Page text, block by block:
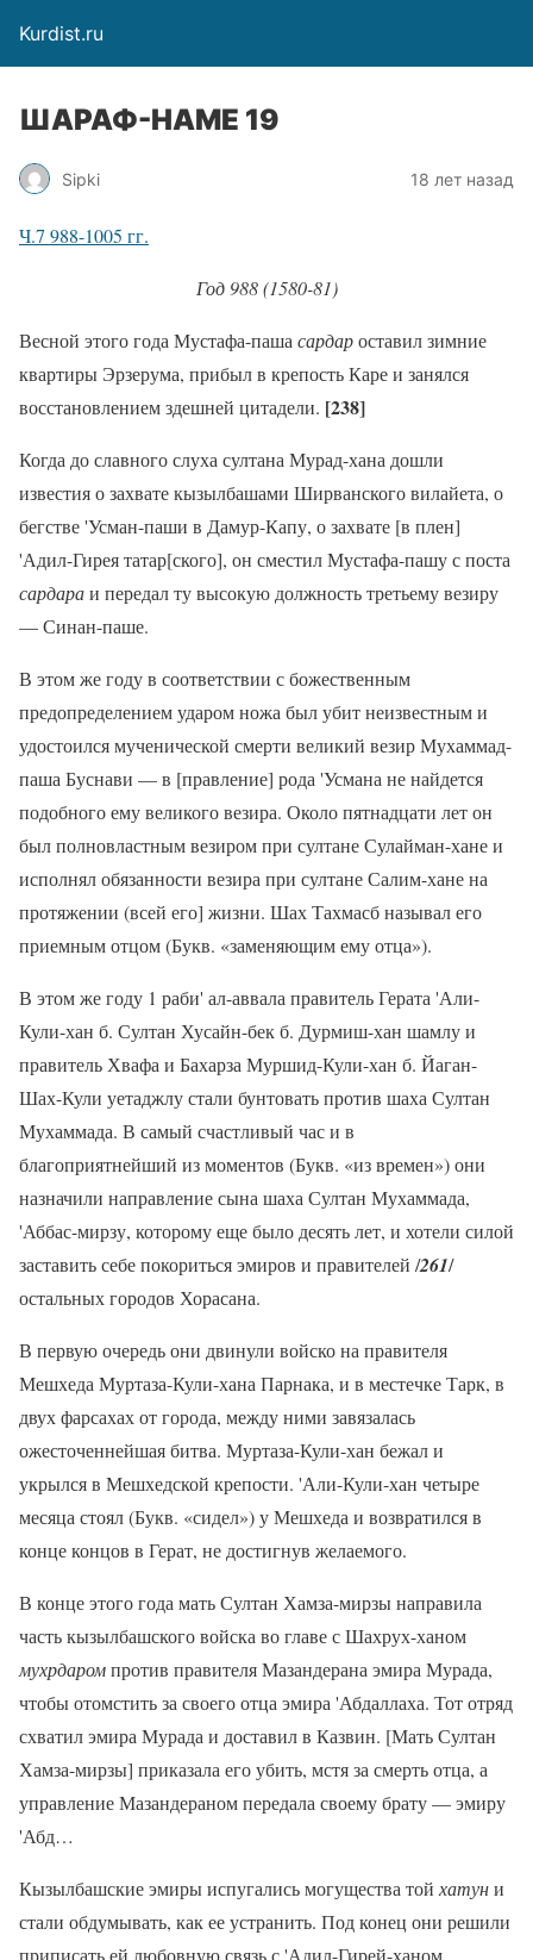
Kurdist.ru
ШАРАФ-НАМЕ 19
Sipki 18 лет назад
Ч.7 988-1005 гг.
Год 988 (1580-81)
Весной этого года Мустафа-паша сардароставил зимние
квартиры Эрзерума, прибыл в крепость Каре и занялся
восстановлением здешней цитадели. [238]
Когда до славного слуха султана Мурад-хана дошли
известия о захвате кызылбашами Ширванского вилайета, о
бегстве 'Усман-паши в Дамур-Капу, о захвате [в плен]
'Адил-Гирея татар[ского], он сместил Мустафа-пашу с поста
сардараи передал ту высокую должность третьему везиру
— Синан-паше.
В этом же году в соответствии с божественным
предопределением ударом ножа был убит неизвестным и
удостоился мученической смерти великий везир Мухаммад-
паша Буснави — в [правление] рода 'Усмана не найдется
подобного ему великого везира. Около пятнадцати лет он
был полновластным везиром при султане Сулайман-хане и
исполнял обязанности везира при султане Салим-хане на
протяжении (всей его] жизни. Шах Тахмасб называл его
приемным отцом (Букв. «заменяющим ему отца»).
В этом же году 1 раби' ал-аввала правитель Герата 'Али-
Кули-хан б. Султан Хусайн-бек б. Дурмиш-хан шамлу и
правитель Хвафа и Бахарза Муршид-Кули-хан б. Йаган-
Шах-Кули уетаджлу стали бунтовать против шаха Султан
Мухаммада. В самый счастливый час и в
благоприятнейший из моментов (Букв. «из времен») они
назначили направление сына шаха Султан Мухаммада,
'Аббас-мирзу, которому еще было десять лет, и хотели силой
заставить себе покориться эмиров и правителей /261/
остальных городов Хорасана.
В первую очередь они двинули войско на правителя
Мешхеда Муртаза-Кули-хана Парнака, и в местечке Тарк, в
двух фарсахах от города, между ними завязалась
ожесточеннейшая битва. Муртаза-Кули-хан бежал и
укрылся в Мешхедской крепости. 'Али-Кули-хан четыре
месяца стоял (Букв. «сидел») у Мешхеда и возвратился в
конце концов в Герат, не достигнув желаемого.
В конце этого года мать Султан Хамза-мирзы направила
часть кызылбашского войска во главе с Шахрух-ханом
мухрдаромпротив правителя Мазандерана эмира Мурада,
чтобы отомстить за своего отца эмира 'Абдаллаха. Тот отряд
схватил эмира Мурада и доставил в Казвин. [Мать Султан
Хамза-мирзы] приказала его убить, мстя за смерть отца, а
управление Мазандераном передала своему брату — эмиру
'Абд…
Кызылбашские эмиры испугались могущества той хатуни
стали обдумывать, как ее устранить. Под конец они решили
приписать ей любовную связь с 'Адил-Гирей-ханом